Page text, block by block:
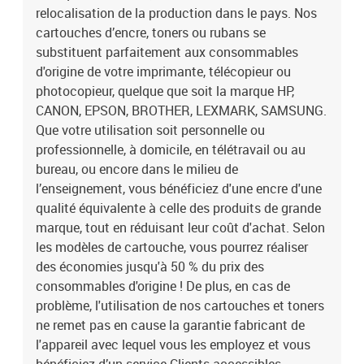
relocalisation de la production dans le pays. Nos
cartouches d’encre, toners ou rubans se
substituent parfaitement aux consommables
d'origine de votre imprimante, télécopieur ou
photocopieur, quelque que soit la marque HP,
CANON, EPSON, BROTHER, LEXMARK, SAMSUNG.
Que votre utilisation soit personnelle ou
professionnelle, à domicile, en télétravail ou au
bureau, ou encore dans le milieu de
l’enseignement, vous bénéficiez d'une encre d'une
qualité équivalente à celle des produits de grande
marque, tout en réduisant leur coût d'achat. Selon
les modèles de cartouche, vous pourrez réaliser
des économies jusqu'à 50 % du prix des
consommables d'origine ! De plus, en cas de
problème, l'utilisation de nos cartouches et toners
ne remet pas en cause la garantie fabricant de
l'appareil avec lequel vous les employez et vous